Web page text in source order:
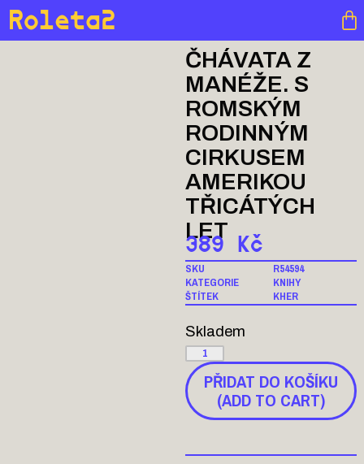
Roleta2
ČHÁVATA Z
MANÉŽE. S
ROMSKÝM
RODINNÝM
CIRKUSEM
AMERIKOU
TŘICÁTÝCH
LET
389 Kč
SKU
R54594
KATEGORIE
KNIHY
ŠTÍTEK
KHER
Skladem
PŘIDAT DO KOŠÍKU
(ADD TO CART)